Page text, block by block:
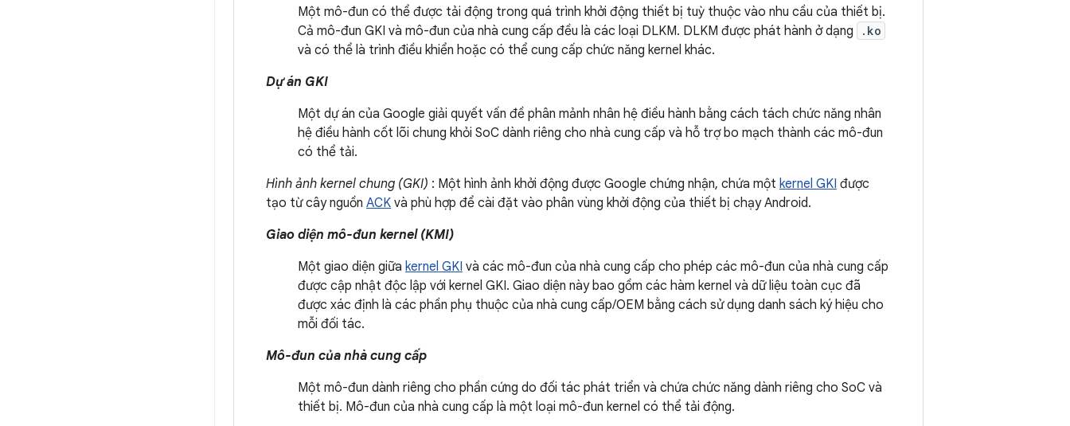
Một mô-đun có thể được tải động trong quá trình khởi động thiết bị tuỳ thuộc vào nhu cầu của thiết bị.
Cả mô-đun GKI và mô-đun của nhà cung cấp đều là các loại DLKM. DLKM được phát hành ở dạng
.ko
và có thể là trình điều khiển hoặc có thể cung cấp chức năng kernel khác.
Dự án GKI
Một dự án của Google giải quyết vấn đề phân mảnh nhân hệ điều hành bằng cách tách chức năng nhân
hệ điều hành cốt lõi chung khỏi SoC dành riêng cho nhà cung cấp và hỗ trợ bo mạch thành các mô-đun
có thể tải.
Hình ảnh kernel chung (GKI) : Một hình ảnh khởi động được Google chứng nhận, chứa một kernel GKI được
tạo từ cây nguồn ACK và phù hợp để cài đặt vào phân vùng khởi động của thiết bị chạy Android.
Giao diện mô-đun kernel (KMI)
Một giao diện giữa kernel GKI và các mô-đun của nhà cung cấp cho phép các mô-đun của nhà cung cấp
được cập nhật độc lập với kernel GKI. Giao diện này bao gồm các hàm kernel và dữ liệu toàn cục đã
được xác định là các phần phụ thuộc của nhà cung cấp/OEM bằng cách sử dụng danh sách ký hiệu cho
mỗi đối tác.
Mô-đun của nhà cung cấp
Một mô-đun dành riêng cho phần cứng do đối tác phát triển và chứa chức năng dành riêng cho SoC và
thiết bị. Mô-đun của nhà cung cấp là một loại mô-đun kernel có thể tải động.